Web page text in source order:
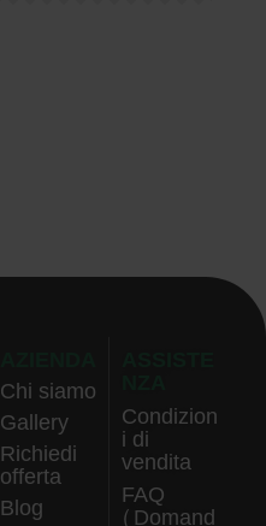
Chi siamo
Gallery
Richiedi
offerta
Blog
Condizion
i di
vendita
FAQ